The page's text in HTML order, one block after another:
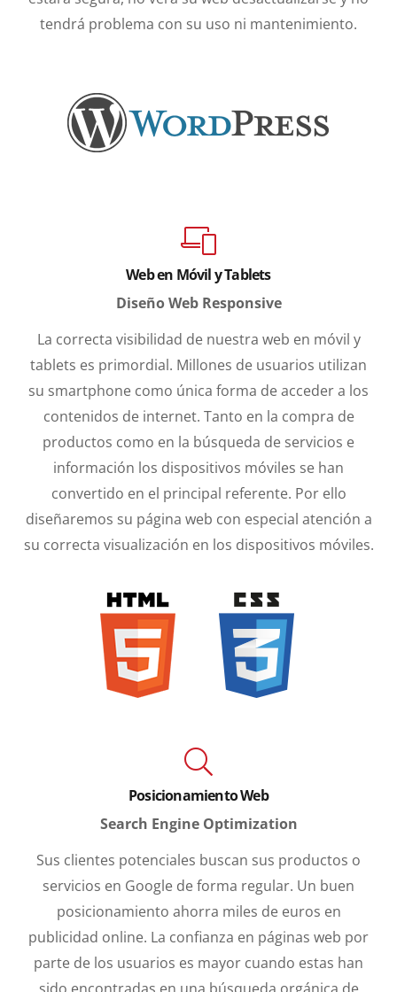
tendrá problema con su uso ni mantenimiento.
Web en Móvil y Tablets
Diseño Web Responsive
La correcta visibilidad de nuestra web en móvil y
tablets es primordial. Millones de usuarios utilizan
su smartphone como única forma de acceder a los
contenidos de internet. Tanto en la compra de
productos como en la búsqueda de servicios e
información los dispositivos móviles se han
convertido en el principal referente. Por ello
diseñaremos su página web con especial atención a
su correcta visualización en los dispositivos móviles.
Posicionamiento Web
Search Engine Optimization
Sus clientes potenciales buscan sus productos o
servicios en Google de forma regular. Un buen
posicionamiento ahorra miles de euros en
publicidad online. La confianza en páginas web por
parte de los usuarios es mayor cuando estas han